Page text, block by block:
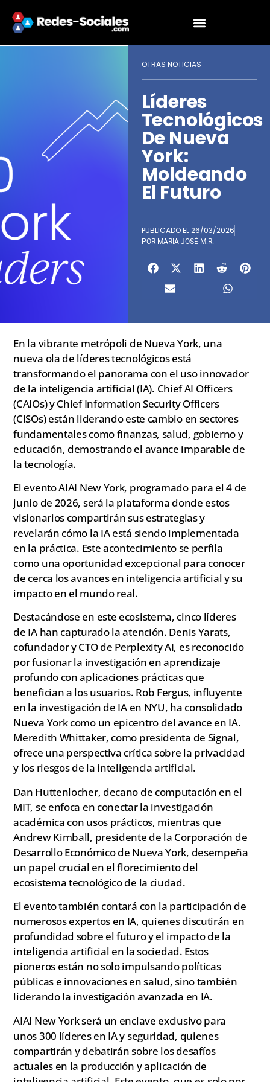
OTRAS NOTICIAS
Líderes
Tecnológicos
De Nueva
York:
Moldeando
El Futuro
PUBLICADO EL26/03/2026
POR MARIA JOSÉ M.R.
En la vibrante metrópoli de Nueva York, una
nueva ola de líderes tecnológicos está
transformando el panorama con el uso innovador
de la inteligencia artificial (IA). Chief AI Officers
(CAIOs) y Chief Information Security Officers
(CISOs) están liderando este cambio en sectores
fundamentales como finanzas, salud, gobierno y
educación, demostrando el avance imparable de
la tecnología.
El evento AIAI New York, programado para el 4 de
junio de 2026, será la plataforma donde estos
visionarios compartirán sus estrategias y
revelarán cómo la IA está siendo implementada
en la práctica. Este acontecimiento se perfila
como una oportunidad excepcional para conocer
de cerca los avances en inteligencia artificial y su
impacto en el mundo real.
Destacándose en este ecosistema, cinco líderes
de IA han capturado la atención. Denis Yarats,
cofundador y CTO de Perplexity AI, es reconocido
por fusionar la investigación en aprendizaje
profundo con aplicaciones prácticas que
benefician a los usuarios. Rob Fergus, influyente
en la investigación de IA en NYU, ha consolidado
Nueva York como un epicentro del avance en IA.
Meredith Whittaker, como presidenta de Signal,
ofrece una perspectiva crítica sobre la privacidad
y los riesgos de la inteligencia artificial.
Dan Huttenlocher, decano de computación en el
MIT, se enfoca en conectar la investigación
académica con usos prácticos, mientras que
Andrew Kimball, presidente de la Corporación de
Desarrollo Económico de Nueva York, desempeña
un papel crucial en el florecimiento del
ecosistema tecnológico de la ciudad.
El evento también contará con la participación de
numerosos expertos en IA, quienes discutirán en
profundidad sobre el futuro y el impacto de la
inteligencia artificial en la sociedad. Estos
pioneros están no solo impulsando políticas
públicas e innovaciones en salud, sino también
liderando la investigación avanzada en IA.
AIAI New York será un enclave exclusivo para
unos 300 líderes en IA y seguridad, quienes
compartirán y debatirán sobre los desafíos
actuales en la producción y aplicación de